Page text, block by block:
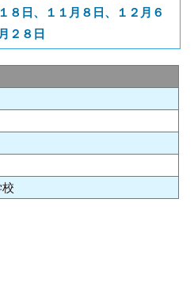
８日、１１月８日、１２月６
２８日